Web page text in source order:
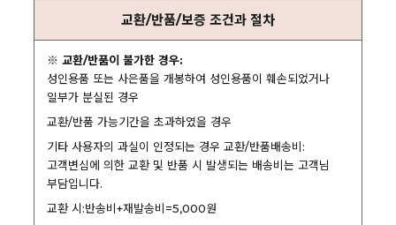
교환/반품/보증 조건과 절차
※ 교환/반품이 불가한 경우:
성인용품 또는 사은품을 개봉하여 성인용품이 훼손되었거나
일부가 분실된 경우
교환/반품 가능기간을 초과하였을 경우
기타 사용자의 과실이 인정되는 경우 교환/반품배송비:
고객변심에 의한 교환 및 반품 시 발생되는 배송비는 고객님
부담입니다.
교환 시:반송비+재발송비=5,000원